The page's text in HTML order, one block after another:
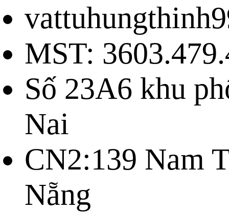
MST:
Số 23A6 khu
Nai
CN2:139 Nam
Nẵng